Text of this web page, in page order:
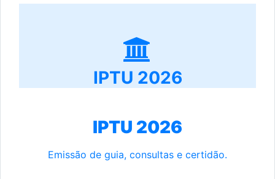
IPTU 2026
IPTU 2026
Emissão de guia, consultas e certidão.